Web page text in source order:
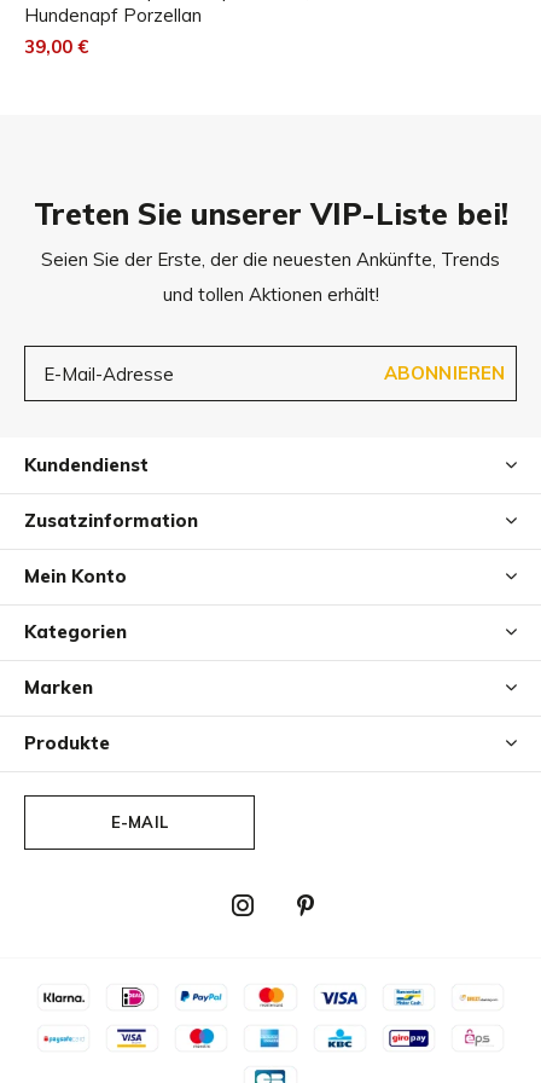
Hundenapf Porzellan
39,00 €
Treten Sie unserer VIP-Liste bei!
Seien Sie der Erste, der die neuesten Ankünfte, Trends
und tollen Aktionen erhält!
ABONNIEREN
Kundendienst
Zusatzinformation
Mein Konto
Kategorien
Marken
Produkte
E-MAIL